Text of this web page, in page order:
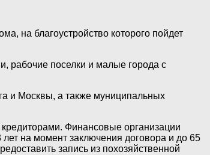
на благоустройство которого пойдет
рабочие поселки и малые города с
и Москвы, а также муниципальных
Финансовые организации
лет на момент заключения договора и до 65
запись из похозяйственной